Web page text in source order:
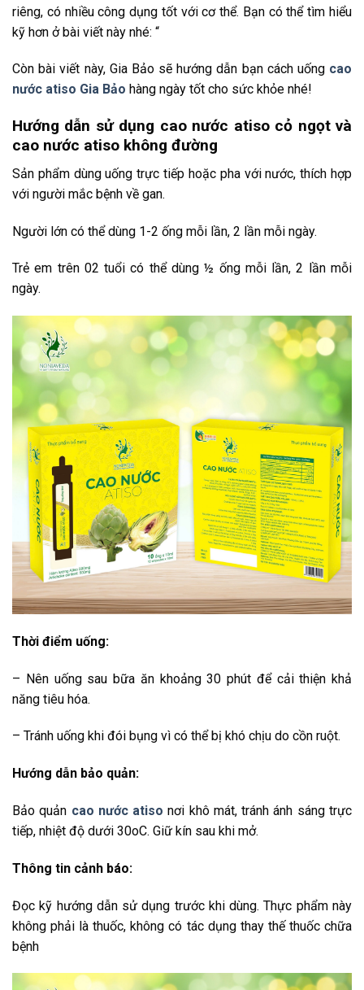
riêng, có nhiều công dụng tốt với cơ thể. Bạn có thể tìm hiểu
kỹ hơn ở bài viết này nhé: “
Còn bài viết này, Gia Bảo sẽ hướng dẫn bạn cách uống cao
nước atiso Gia Bảo hàng ngày tốt cho sức khỏe nhé!
Hướng dẫn sử dụng cao nước atiso cỏ ngọt và
cao nước atiso không đường
Sản phẩm dùng uống trực tiếp hoặc pha với nước, thích hợp
với người mắc bệnh về gan.
Người lớn có thể dùng 1-2 ống mỗi lần, 2 lần mỗi ngày.
Trẻ em trên 02 tuổi có thể dùng ½ ống mỗi lần, 2 lần mỗi
ngày.
Thời điểm uống:
– Nên uống sau bữa ăn khoảng 30 phút để cải thiện khả
năng tiêu hóa.
– Tránh uống khi đói bụng vì có thể bị khó chịu do cồn ruột.
Hướng dẫn bảo quản:
Bảo quản cao nước atiso nơi khô mát, tránh ánh sáng trực
tiếp, nhiệt độ dưới 30oC. Giữ kín sau khi mở.
Thông tin cảnh báo:
Đọc kỹ hướng dẫn sử dụng trước khi dùng. Thực phẩm này
không phải là thuốc, không có tác dụng thay thế thuốc chữa
bệnh